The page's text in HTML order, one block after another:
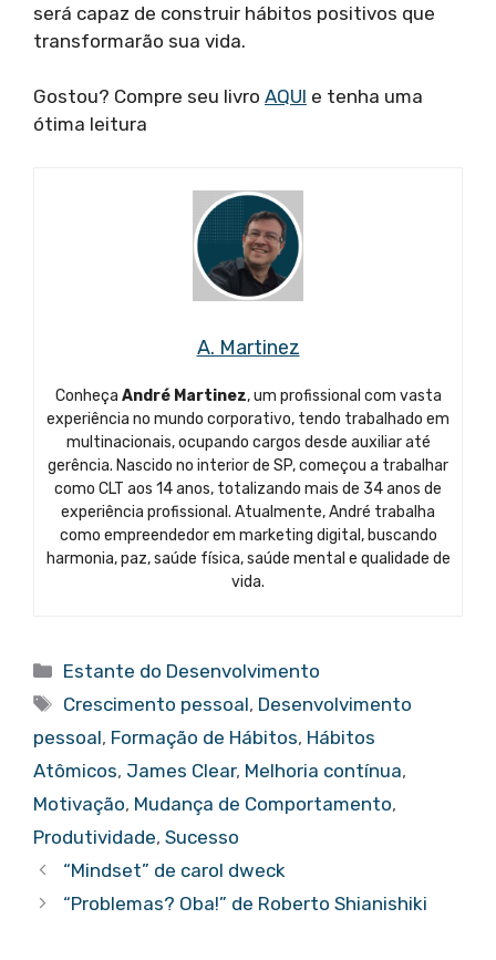
será capaz de construir hábitos positivos que
transformarão sua vida.
Gostou? Compre seu livro AQUI e tenha uma
ótima leitura
A. Martinez
Conheça André Martinez, um profissional com vasta
experiência no mundo corporativo, tendo trabalhado em
multinacionais, ocupando cargos desde auxiliar até
gerência. Nascido no interior de SP, começou a trabalhar
como CLT aos 14 anos, totalizando mais de 34 anos de
experiência profissional. Atualmente, André trabalha
como empreendedor em marketing digital, buscando
harmonia, paz, saúde física, saúde mental e qualidade de
vida.
Categorias
Estante do Desenvolvimento
Tags
Crescimento pessoal, Desenvolvimento
pessoal, Formação de Hábitos, Hábitos
Atômicos, James Clear, Melhoria contínua,
Motivação, Mudança de Comportamento,
Produtividade, Sucesso
“Mindset” de carol dweck
“Problemas? Oba!” de Roberto Shianishiki